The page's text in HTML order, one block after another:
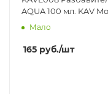
AQUA 100 мл. KAV
Мало
165 руб./шт